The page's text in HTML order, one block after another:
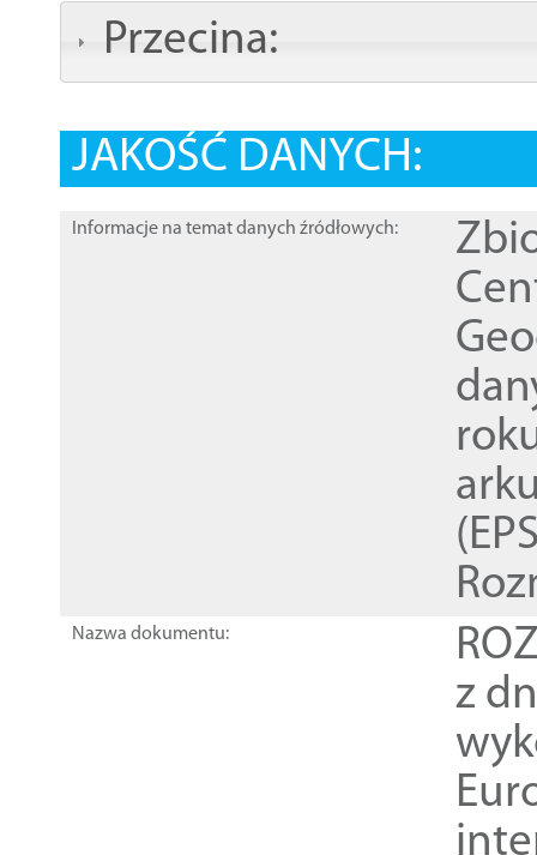
Przecina:
JAKOŚĆ DANYCH:
Informacje na temat danych źródłowych:
Nazwa dokumentu:
z